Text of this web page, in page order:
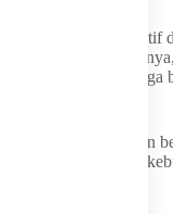
melihat ada sisi positif
salah satu
program keluarga
jumlah rombongan
penataan kembali